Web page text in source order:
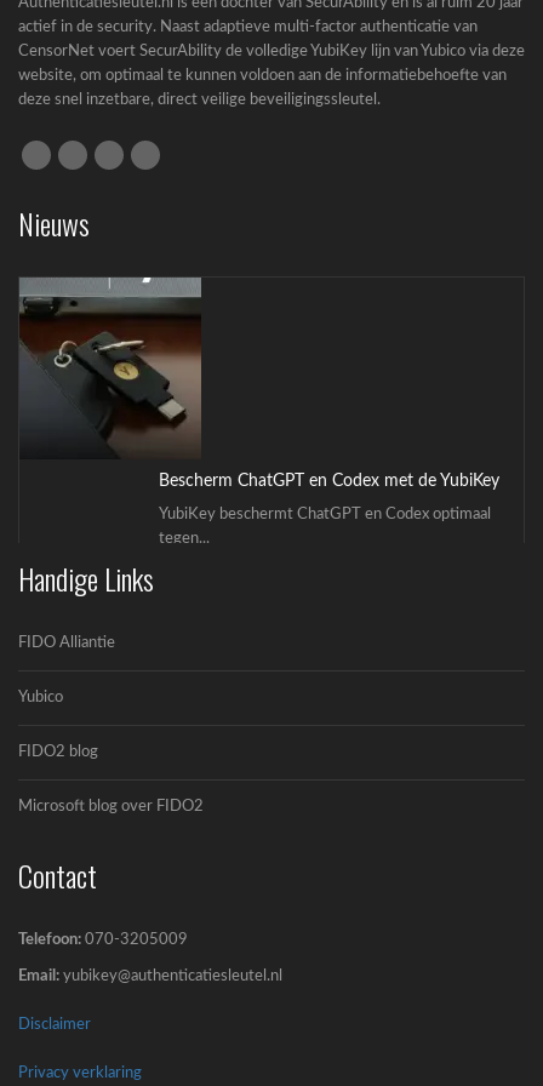
Authenticatiesleutel.nl is een dochter van SecurAbility en is al ruim 20 jaar
actief in de security. Naast adaptieve multi-factor authenticatie van
CensorNet voert SecurAbility de volledige YubiKey lijn van Yubico via deze
website, om optimaal te kunnen voldoen aan de informatiebehoefte van
deze snel inzetbare, direct veilige beveiligingssleutel.
Nieuws
Bescherm ChatGPT en Codex met de YubiKey
YubiKey beschermt ChatGPT en Codex optimaal
tegen...
Handige Links
FIDO Alliantie
Yubico
FIDO2 blog
Microsoft blog over FIDO2
Contact
Telefoon: 070-3205009
Email: yubikey@authenticatiesleutel.nl
Disclaimer
Privacy verklaring